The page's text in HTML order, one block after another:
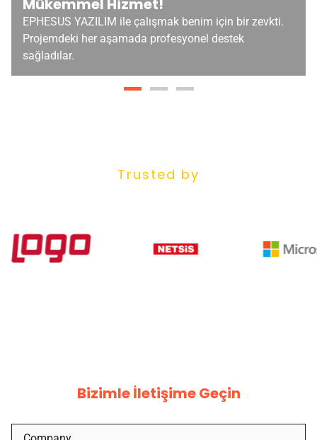
Mükemmel Hizmet!
EPHESUS YAZILIM ile çalışmak benim için bir zevkti.
Projemdeki her aşamada profesyonel destek
sağladılar.
Trusted by
Bizimle İletişime Geçin